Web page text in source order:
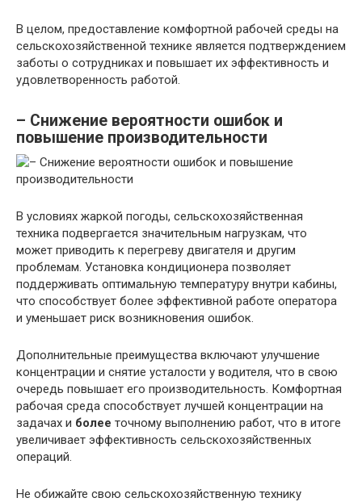
В целом, предоставление комфортной рабочей среды на
сельскохозяйственной технике является подтверждением
заботы о сотрудниках и повышает их эффективность и
удовлетворенность работой.
– Снижение вероятности ошибок и
повышение производительности
В условиях жаркой погоды, сельскохозяйственная
техника подвергается значительным нагрузкам, что
может приводить к перегреву двигателя и другим
проблемам. Установка кондиционера позволяет
поддерживать оптимальную температуру внутри кабины,
что способствует более эффективной работе оператора
и уменьшает риск возникновения ошибок.
Дополнительные преимущества включают улучшение
концентрации и снятие усталости у водителя, что в свою
очередь повышает его производительность. Комфортная
рабочая среда способствует лучшей концентрации на
задачах и более точному выполнению работ, что в итоге
увеличивает эффективность сельскохозяйственных
операций.
Не обижайте свою сельскохозяйственную технику